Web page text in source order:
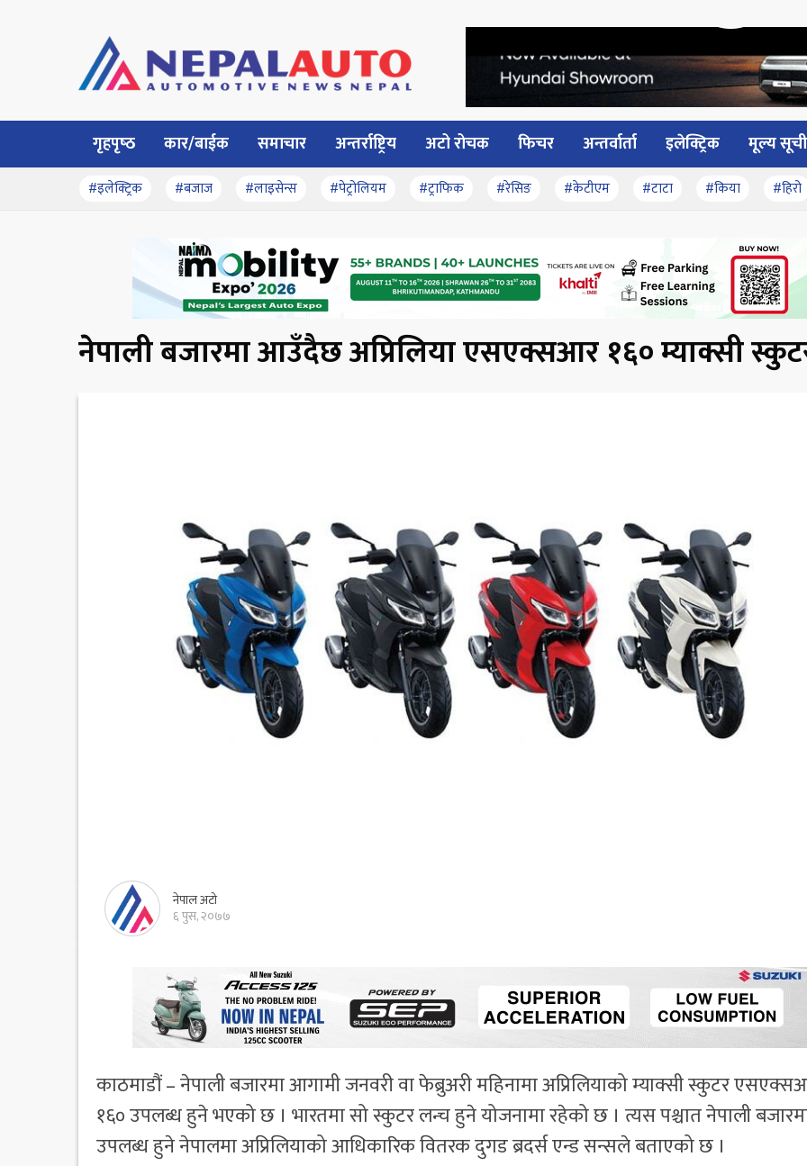
गृहपृष्‍ठ कार/बाईक समाचार अन्तर्राष्ट्रिय अटो रोचक फिचर अन्तर्वार्ता इलेक्ट्रिक मूल्य सूची
#इलेक्ट्रिक #बजाज #लाइसेन्स #पेट्रोलियम #ट्राफिक #रेसिङ #केटीएम #टाटा #किया #हिरो
नेपाली बजारमा आउँदैछ अप्रिलिया एसएक्सआर १६० म्याक्सी
नेपाल अटो
६ पुस, २०७७
काठमाडौं – नेपाली बजारमा आगामी जनवरी वा फेब्रुअरी महिनामा अप्रिलियाको म्याक्सी स्कुटर
१६० उपलब्ध हुने भएको छ । भारतमा सो स्कुटर लन्च हुने योजनामा रहेको छ । त्यस पश्चात नेपाली
उपलब्ध हुने नेपालमा अप्रिलियाको आधिकारिक वितरक दुगड ब्रदर्स एन्ड सन्सले बताएको छ ।